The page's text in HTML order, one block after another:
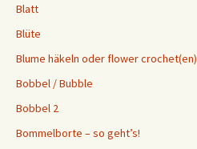
Blatt
Blüte
Blume häkeln oder flower crochet(en)
Bobbel / Bubble
Bobbel 2
Bommelborte – so geht’s!